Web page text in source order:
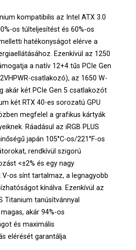
kompatibilis az Intel ATX 3.0
os túlteljesítést és 60%-os
hatékonyságot elérve a
Ezenkívül az 1250
a natív 12+4 tűs PCIe Gen
csatlakozó), az 1650 W-
akár két PCIe Gen 5 csatlakozót
két RTX 40-es sorozatú GPU
megfelel a grafikus kártyák
Ráadásul az iRGB PLUS
japán 105°C-os/221°F-os
rendkívül szigorú
<±2% és egy nagy
os sínt tartalmaz, a legnagyobb
kínálva. Ezenkívül az
Titanium tanúsítvánnyal
akár 94%-os
és maximális
elérését garantálja.